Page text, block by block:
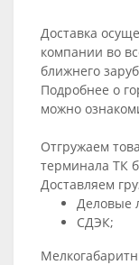
Доставка
компании во
ближнего
Подробнее о
можно
Отгружаем
терминала ТК
Доставляем
Деловые
СДЭК;